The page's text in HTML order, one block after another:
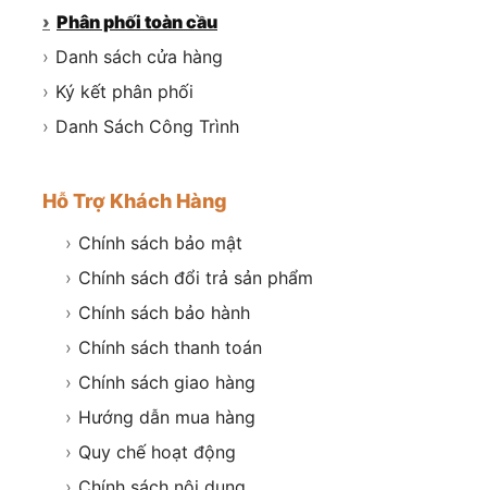
› Phân phối toàn cầu
› Danh sách cửa hàng
› Ký kết phân phối
› Danh Sách Công Trình
Hỗ Trợ Khách Hàng
› Chính sách bảo mật
› Chính sách đổi trả sản phẩm
› Chính sách bảo hành
› Chính sách thanh toán
› Chính sách giao hàng
› Hướng dẫn mua hàng
› Quy chế hoạt động